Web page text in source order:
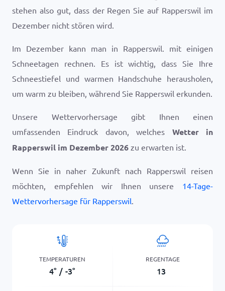
stehen also gut, dass der Regen Sie auf Rapperswil im
Dezember nicht stören wird.
Im Dezember kann man in Rapperswil. mit einigen
Schneetagen rechnen. Es ist wichtig, dass Sie Ihre
Schneestiefel und warmen Handschuhe herausholen,
um warm zu bleiben, während Sie Rapperswil erkunden.
Unsere Wettervorhersage gibt Ihnen einen
umfassenden Eindruck davon, welches Wetter in
Rapperswil im Dezember 2026 zu erwarten ist.
Wenn Sie in naher Zukunft nach Rapperswil reisen
möchten, empfehlen wir Ihnen unsere 14-Tage-
Wettervorhersage für Rapperswil.
TEMPERATUREN
4° / -3°
REGENTAGE
13